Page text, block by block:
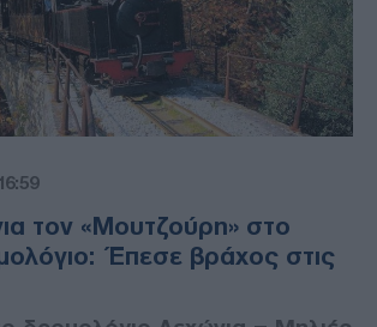
τον «Μουτζούρη» στο
Έπεσε βράχος στις